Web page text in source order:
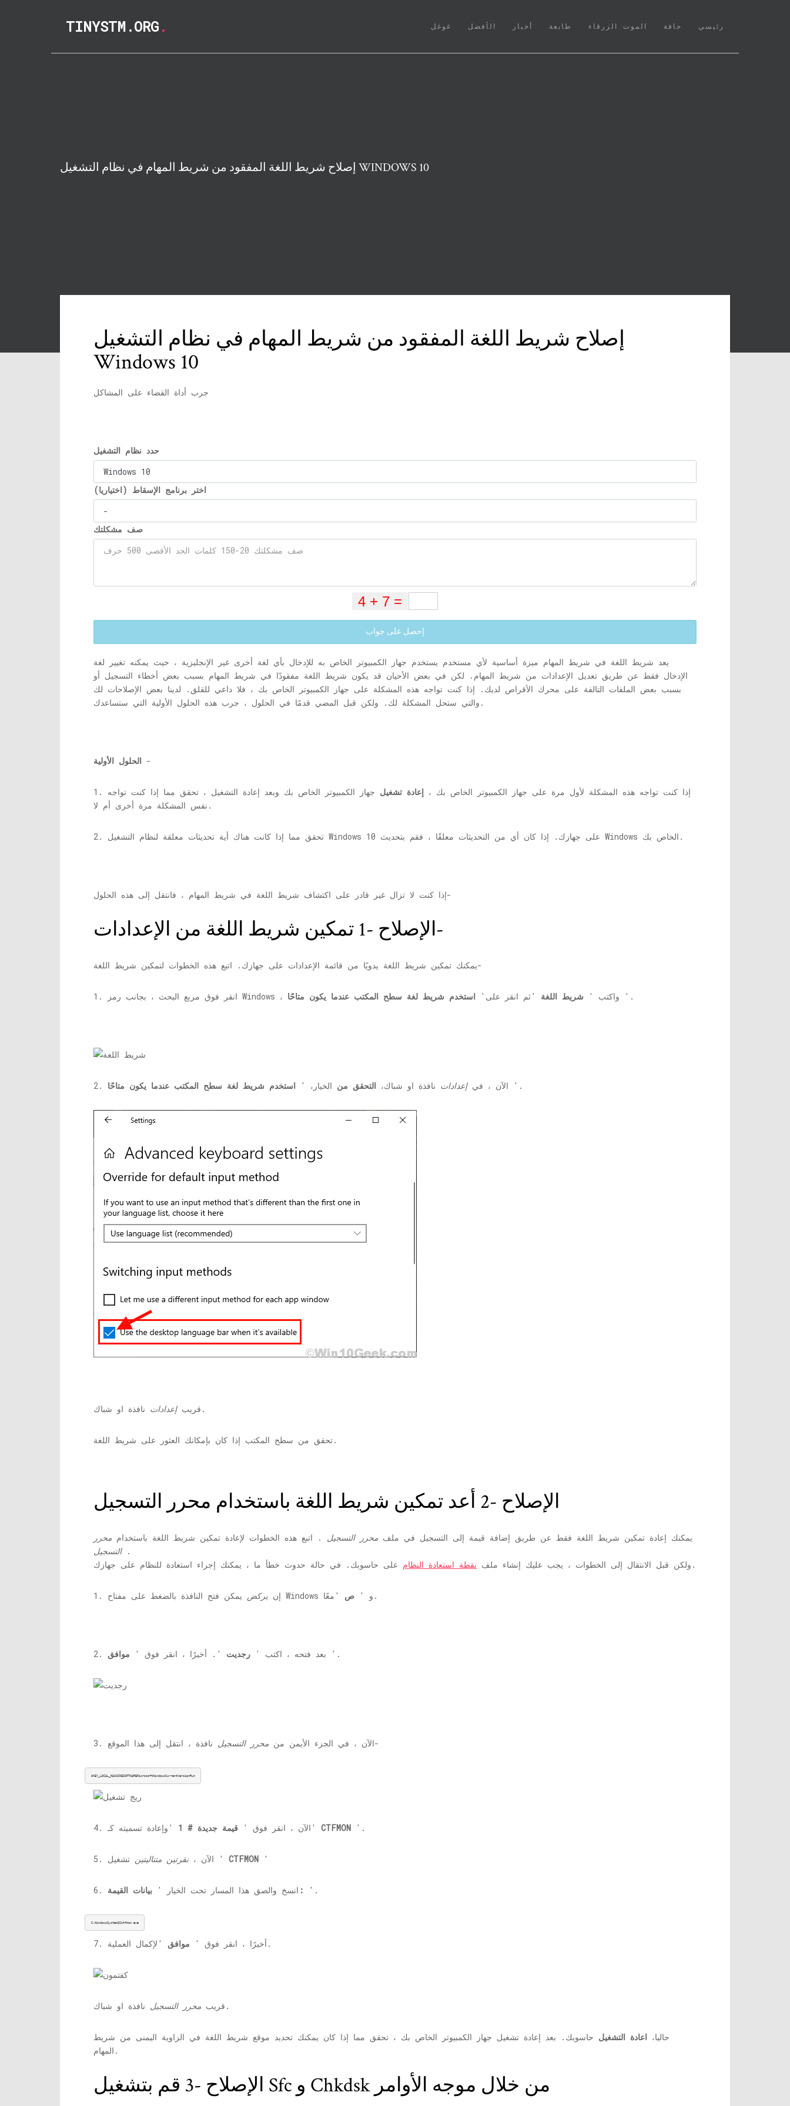
TINYSTM.ORG. رئيسي
(CURRENT) حافة الموت الزرقاء طابعة أخبار الأفضل غوغل
إصلاح شريط اللغة المفقود من شريط المهام في نظام التشغيل WINDOWS 10
إصلاح شريط اللغة المفقود من شريط المهام في نظام التشغيل
Windows 10
جرب أداة القضاء على المشاكل
حدد نظام التشغيل
اختر برنامج الإسقاط (اختياريا)
صف مشكلتك
إحصل على جواب
يعد شريط اللغة في شريط المهام ميزة أساسية لأي مستخدم يستخدم جهاز الكمبيوتر الخاص به للإدخال بأي لغة أخرى غير الإنجليزية ، حيث يمكنه تغيير لغة
الإدخال فقط عن طريق تعديل الإعدادات من شريط المهام. لكن في بعض الأحيان قد يكون شريط اللغة مفقودًا في شريط المهام بسبب بعض أخطاء التسجيل أو
بسبب بعض الملفات التالفة على محرك الأقراص لديك. إذا كنت تواجه هذه المشكلة على جهاز الكمبيوتر الخاص بك ، فلا داعي للقلق. لدينا بعض الإصلاحات لك
والتي ستحل المشكلة لك. ولكن قبل المضي قدمًا في الحلول ، جرب هذه الحلول الأولية التي ستساعدك.
الحلول الأولية -
1. إذا كنت تواجه هذه المشكلة لأول مرة على جهاز الكمبيوتر الخاص بك ، إعادة تشغيل جهاز الكمبيوتر الخاص بك وبعد إعادة التشغيل ، تحقق مما إذا كنت تواجه
نفس المشكلة مرة أخرى أم لا.
2. تحقق مما إذا كانت هناك أية تحديثات معلقة لنظام التشغيل Windows 10 على جهازك. إذا كان أي من التحديثات معلقًا ، فقم بتحديث Windows الخاص بك.
إذا كنت لا تزال غير قادر على اكتشاف شريط اللغة في شريط المهام ، فانتقل إلى هذه الحلول-
الإصلاح -1 تمكين شريط اللغة من الإعدادات-
يمكنك تمكين شريط اللغة يدويًا من قائمة الإعدادات على جهازك. اتبع هذه الخطوات لتمكين شريط اللغة-
1. انقر فوق مربع البحث ، بجانب رمز Windows ، واكتب ' شريط اللغة 'ثم انقر على' استخدم شريط لغة سطح المكتب عندما يكون متاحًا '.
2. الآن ، فيإعدادات نافذة او شباك، التحقق من الخيار، ' استخدم شريط لغة سطح المكتب عندما يكون متاحًا '.
قريبإعدادات نافذة او شباك.
تحقق من سطح المكتب إذا كان بإمكانك العثور على شريط اللغة.
الإصلاح -2 أعد تمكين شريط اللغة باستخدام محرر التسجيل
يمكنك إعادة تمكين شريط اللغة فقط عن طريق إضافة قيمة إلى التسجيل في ملف محرر التسجيل . اتبع هذه الخطوات لإعادة تمكين شريط اللغة باستخدام محرر
التسجيل.
ولكن قبل الانتقال إلى الخطوات ، يجب عليك إنشاء ملف نقطة استعادة النظام على حاسوبك. في حالة حدوث خطأ ما ، يمكنك إجراء استعادة للنظام على جهازك.
1. إن يركض يمكن فتح النافذة بالضغط على مفتاح Windows و ' ص 'معًا.
2. بعد فتحه ، اكتب ' رجديت '. أخيرًا ، انقر فوق ' موافق '.
3. الآن ، في الجزء الأيمن من محرر التسجيل نافذة ، انتقل إلى هذا الموقع-
HKEY_LOCAL_MACHINESOFTWAREMicrosoftWindowsCurrentVersionRun
4. الآن ، انقر فوق ' قيمة جديدة # 1 'وإعادة تسميته كـ' CTFMON '.
5. الآن ، نقرتين متتاليتين تشغيل ' CTFMON '
6. انسخ والصق هذا المسار تحت الخيار ' بيانات القيمة: '.
C:WindowsSystem32ctfmon.exe
7. أخيرًا ، انقر فوق ' موافق 'لإكمال العملية.
قريب محرر التسجيل نافذة او شباك.
حاليا، اعادة التشغيل حاسوبك. بعد إعادة تشغيل جهاز الكمبيوتر الخاص بك ، تحقق مما إذا كان يمكنك تحديد موقع شريط اللغة في الزاوية اليمنى من شريط
المهام.
الإصلاح -3 قم بتشغيل Sfc و Chkdsk من خلال موجه الأوامر